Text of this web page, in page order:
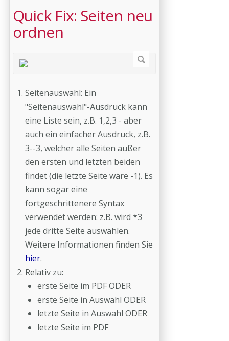
Quick Fix: Seiten neu
ordnen
Seitenauswahl: Ein
"Seitenauswahl"-Ausdruck kann
eine Liste sein, z.B. 1,2,3 - aber
auch ein einfacher Ausdruck, z.B.
3--3, welcher alle Seiten außer
den ersten und letzten beiden
findet (die letzte Seite wäre -1). Es
kann sogar eine
fortgeschrittenere Syntax
verwendet werden: z.B. wird *3
jede dritte Seite auswählen.
Weitere Informationen finden Sie
hier.
Relativ zu:
erste Seite im PDF ODER
erste Seite in Auswahl ODER
letzte Seite in Auswahl ODER
letzte Seite im PDF